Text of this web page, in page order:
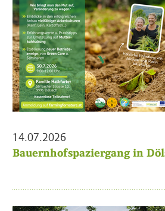
14.07.2026
Bauernhofspaziergang in